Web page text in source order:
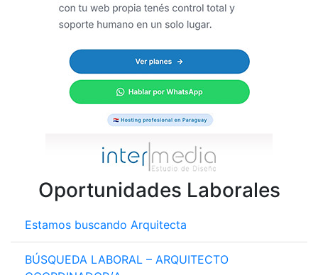
Oportunidades Laborales
Estamos buscando Arquitecta
BÚSQUEDA LABORAL – ARQUITECTO